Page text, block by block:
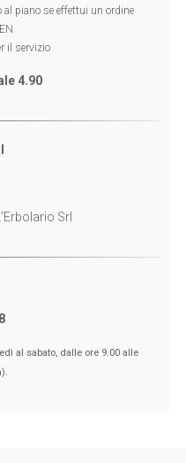
piano se effettui un ordine
il servizio
4.90
al sabato, dalle ore 9.00 alle
dal 13 a l 25
al 50% Su